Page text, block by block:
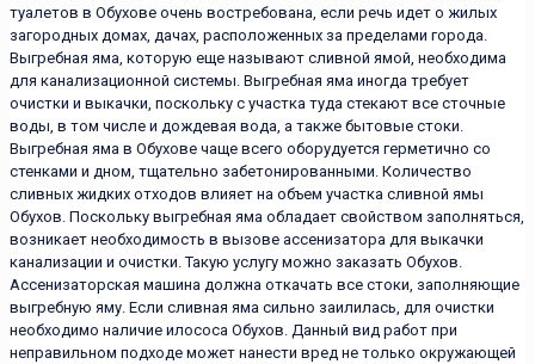
туалетов в Обухове очень востребована, если речь идет о жилых
загородных домах, дачах, расположенных за пределами города.
Выгребная яма, которую еще называют сливной ямой, необходима
для канализационной системы. Выгребная яма иногда требует
очистки и выкачки, поскольку с участка туда стекают все сточные
воды, в том числе и дождевая вода, а также бытовые стоки.
Выгребная яма в Обухове чаще всего оборудуется герметично со
стенками и дном, тщательно забетонированными. Количество
сливных жидких отходов влияет на объем участка сливной ямы
Обухов. Поскольку выгребная яма обладает свойством заполняться,
возникает необходимость в вызове ассенизатора для выкачки
канализации и очистки. Такую услугу можно заказать Обухов.
Ассенизаторская машина должна откачать все стоки, заполняющие
выгребную яму. Если сливная яма сильно заилилась, для очистки
необходимо наличие илососа Обухов. Данный вид работ при
неправильном подходе может нанести вред не только окружающей